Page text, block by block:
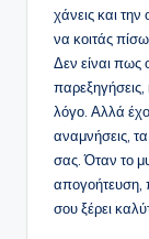
χάνεις και
να κοιτάς
Δεν είναι πως
παρεξηγήσεις,
λόγο. Αλλά
αναμνήσεις,
σας. Όταν το
απογοήτευση,
σου ξέρει